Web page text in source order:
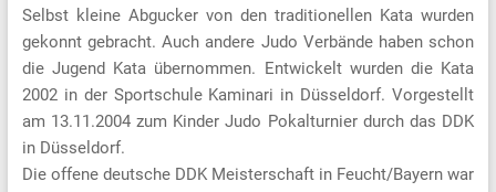
Selbst kleine Abgucker von den traditionellen Kata wurden
gekonnt gebracht. Auch andere Judo Verbände haben schon
die Jugend Kata übernommen. Entwickelt wurden die Kata
2002 in der Sportschule Kaminari in Düsseldorf. Vorgestellt
am 13.11.2004 zum Kinder Judo Pokalturnier durch das DDK
in Düsseldorf.
Die offene deutsche DDK Meisterschaft in Feucht/Bayern war